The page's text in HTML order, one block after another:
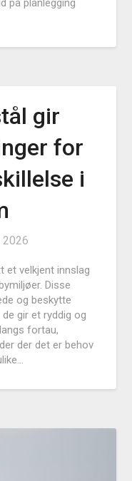
på planlegging
gir
for
i
2026
et velkjent innslag
Disse
og beskytte
gir et ryddig og
fortau,
der det er behov